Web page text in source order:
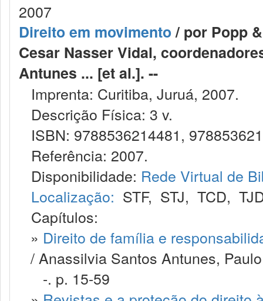
2007
Direito em movimento/ por Popp
Cesar Nasser Vidal,
Antunes ... [et al.]. --
Imprenta: Curitiba, Juruá, 2007.
Descrição Física: 3 v.
ISBN: 9788536214481,
Referência: 2007.
Disponibilidade: Rede Virtual de
Localização: STF, STJ, TCD,
Capítulos:
» Direito de família e
/ Anassilvia Santos Antunes,
-. p. 15-59